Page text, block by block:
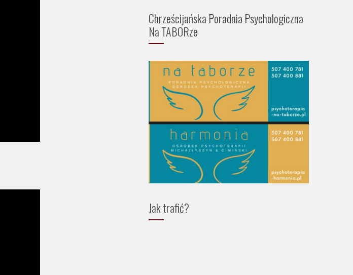
Chrześcijańska Poradnia Psychologiczna
Na TABORze
Jak trafić?